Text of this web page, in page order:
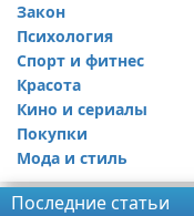
Закон
Психология
Спорт и фитнес
Красота
Кино и сериалы
Покупки
Мода и стиль
Последние статьи